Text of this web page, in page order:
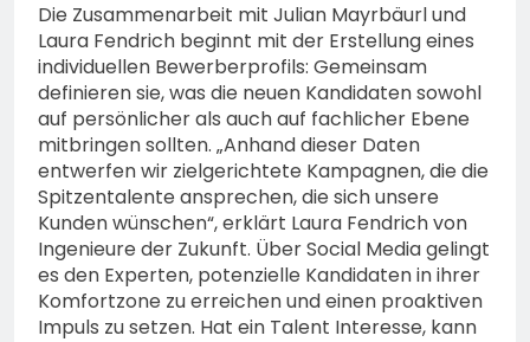
Die Zusammenarbeit mit Julian Mayrbäurl und
Laura Fendrich beginnt mit der Erstellung eines
individuellen Bewerberprofils: Gemeinsam
definieren sie, was die neuen Kandidaten sowohl
auf persönlicher als auch auf fachlicher Ebene
mitbringen sollten. „Anhand dieser Daten
entwerfen wir zielgerichtete Kampagnen, die die
Spitzentalente ansprechen, die sich unsere
Kunden wünschen“, erklärt Laura Fendrich von
Ingenieure der Zukunft. Über Social Media gelingt
es den Experten, potenzielle Kandidaten in ihrer
Komfortzone zu erreichen und einen proaktiven
Impuls zu setzen. Hat ein Talent Interesse, kann